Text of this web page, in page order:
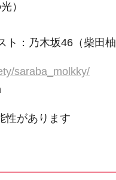
）
：乃木坂46（柴田
saraba_molkky/
性があります